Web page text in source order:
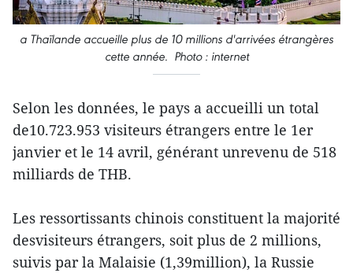
a Thaïlande accueille plus de 10 millions d'arrivées étrangères
cette année. Photo : internet
Selon les données, le pays a accueilli un total
de10.723.953 visiteurs étrangers entre le 1er
janvier et le 14 avril, générant unrevenu de 518
milliards de THB.
Les ressortissants chinois constituent la majorité
desvisiteurs étrangers, soit plus de 2 millions,
suivis par la Malaisie (1,39million), la Russie